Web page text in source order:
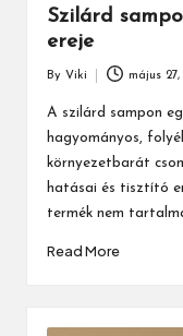
Szilárd
ereje
by
By Viki május 27,
A szilárd sampon
hagyományos,
környezetbarát
hatásai és tisztító
termék nem
Read More